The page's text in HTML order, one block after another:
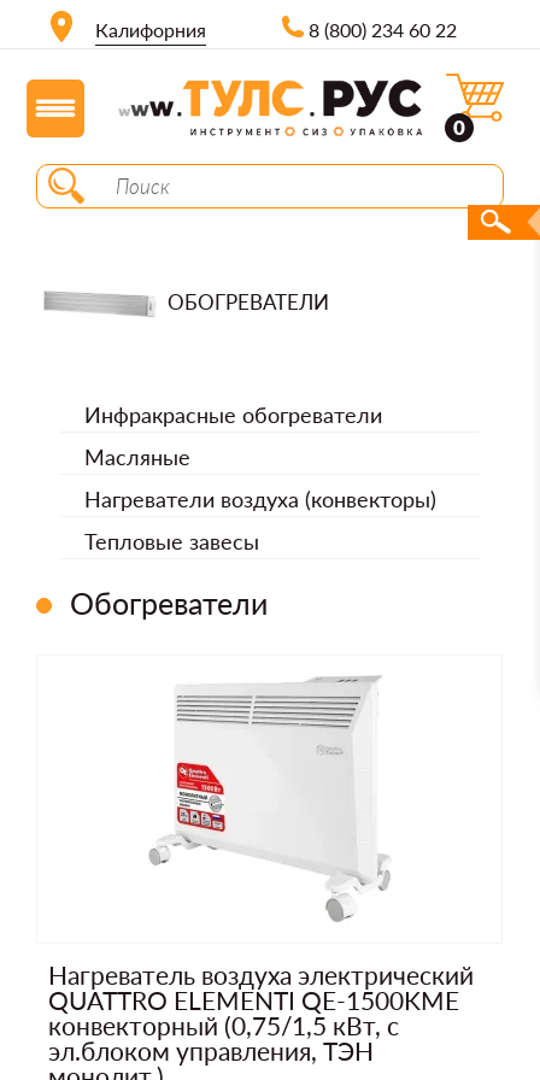
Калифорния 8 (800) 234 60 22
0
ОБОГРЕВАТЕЛИ
Инфракрасные обогреватели
Масляные
Нагреватели воздуха (конвекторы)
Тепловые завесы
Обогреватели
Нагреватель воздуха электрический
QUATTRO ELEMENTI QE-1500KME
конвекторный (0,75/1,5 кВт, с
эл.блоком управления, ТЭН